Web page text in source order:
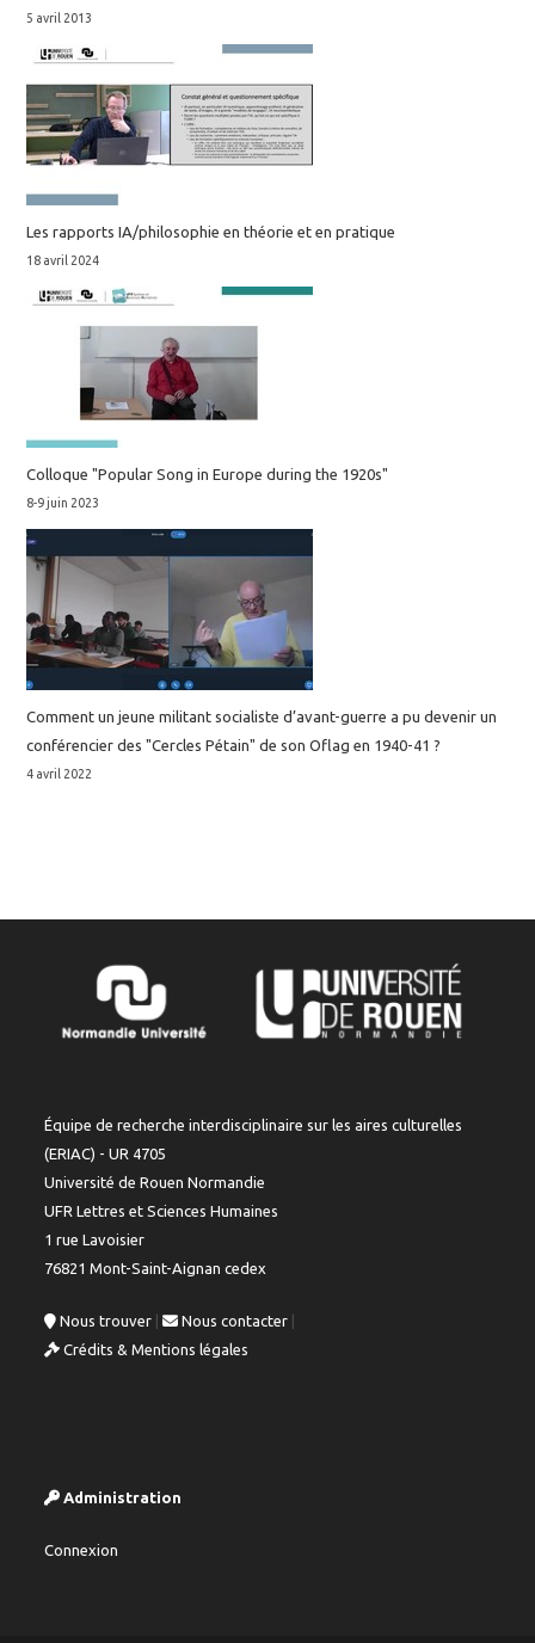
5 avril 2013
Les rapports IA/philosophie en théorie et en pratique
18 avril 2024
Colloque "Popular Song in Europe during the 1920s"
8-9 juin 2023
Comment un jeune militant socialiste d’avant-guerre a pu devenir un
conférencier des "Cercles Pétain" de son Oflag en 1940-41 ?
4 avril 2022
Équipe de recherche interdisciplinaire sur les aires culturelles
(ERIAC) - UR 4705
Université de Rouen Normandie
UFR Lettres et Sciences Humaines
1 rue Lavoisier
76821 Mont-Saint-Aignan cedex
Nous trouver | Nous contacter
Crédits & Mentions légales
Administration
Connexion